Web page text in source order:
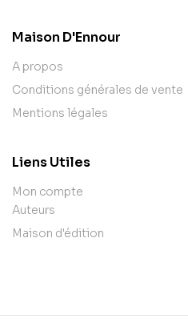
Maison D'Ennour
A propos
Conditions générales de vente
Mentions légales
Liens Utiles
Mon compte
Auteurs
Maison d'édition